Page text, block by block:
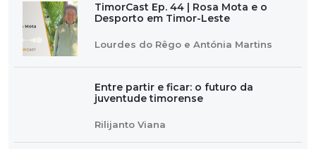
TimorCast Ep. 44 | Rosa Mota e o
Desporto em Timor-Leste
Lourdes do Rêgo e Antónia Martins
Entre partir e ficar: o futuro da
juventude timorense
Rilijanto Viana